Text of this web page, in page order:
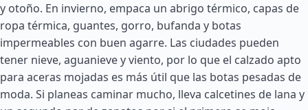
y otoño. En invierno, empaca un abrigo térmico, capas de
ropa térmica, guantes, gorro, bufanda y botas
impermeables con buen agarre. Las ciudades pueden
tener nieve, aguanieve y viento, por lo que el calzado apto
para aceras mojadas es más útil que las botas pesadas de
moda. Si planeas caminar mucho, lleva calcetines de lana y